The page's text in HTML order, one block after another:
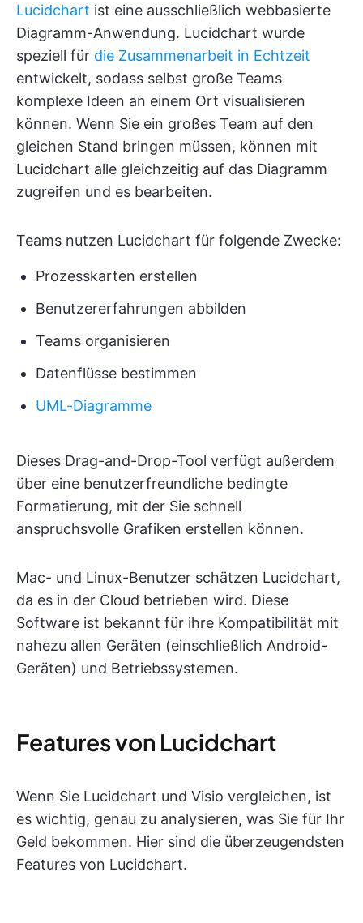
Lucidchart ist eine ausschließlich webbasierte
Diagramm-Anwendung. Lucidchart wurde
speziell für die Zusammenarbeit in Echtzeit
entwickelt, sodass selbst große Teams
komplexe Ideen an einem Ort visualisieren
können. Wenn Sie ein großes Team auf den
gleichen Stand bringen müssen, können mit
Lucidchart alle gleichzeitig auf das Diagramm
zugreifen und es bearbeiten.
Teams nutzen Lucidchart für folgende Zwecke:
Prozesskarten erstellen
Benutzererfahrungen abbilden
Teams organisieren
Datenflüsse bestimmen
UML-Diagramme
Dieses Drag-and-Drop-Tool verfügt außerdem
über eine benutzerfreundliche bedingte
Formatierung, mit der Sie schnell
anspruchsvolle Grafiken erstellen können.
Mac- und Linux-Benutzer schätzen Lucidchart,
da es in der Cloud betrieben wird. Diese
Software ist bekannt für ihre Kompatibilität mit
nahezu allen Geräten (einschließlich Android-
Geräten) und Betriebssystemen.
Features von Lucidchart
Wenn Sie Lucidchart und Visio vergleichen, ist
es wichtig, genau zu analysieren, was Sie für Ihr
Geld bekommen. Hier sind die überzeugendsten
Features von Lucidchart.